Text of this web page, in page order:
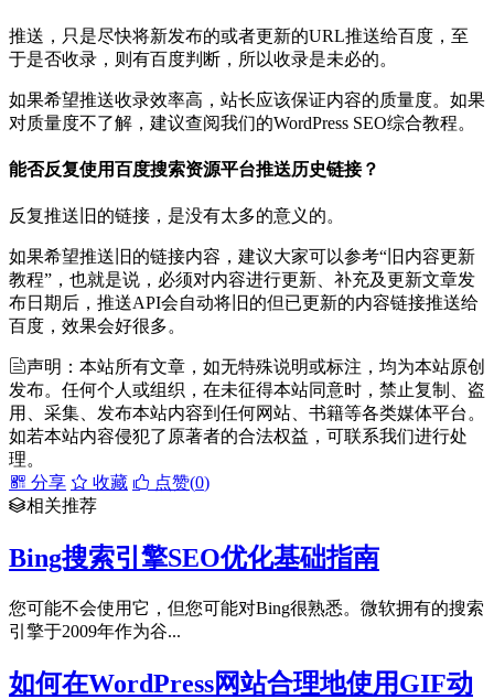
推送，只是尽快将新发布的或者更新的URL推送给百度，至
于是否收录，则有百度判断，所以收录是未必的。
如果希望推送收录效率高，站长应该保证内容的质量度。如果
对质量度不了解，建议查阅我们的WordPress SEO综合教程。
能否反复使用百度搜索资源平台推送历史链接？
反复推送旧的链接，是没有太多的意义的。
如果希望推送旧的链接内容，建议大家可以参考“旧内容更新
教程”，也就是说，必须对内容进行更新、补充及更新文章发
布日期后，推送API会自动将旧的但已更新的内容链接推送给
百度，效果会好很多。
声明：本站所有文章，如无特殊说明或标注，均为本站原创
发布。任何个人或组织，在未征得本站同意时，禁止复制、盗
用、采集、发布本站内容到任何网站、书籍等各类媒体平台。
如若本站内容侵犯了原著者的合法权益，可联系我们进行处
理。
分享
收藏 点赞(0)
相关推荐
Bing搜索引擎SEO优化基础指南
您可能不会使用它，但您可能对Bing很熟悉。微软拥有的搜索
引擎于2009年作为谷...
如何在WordPress网站合理地使用GIF动